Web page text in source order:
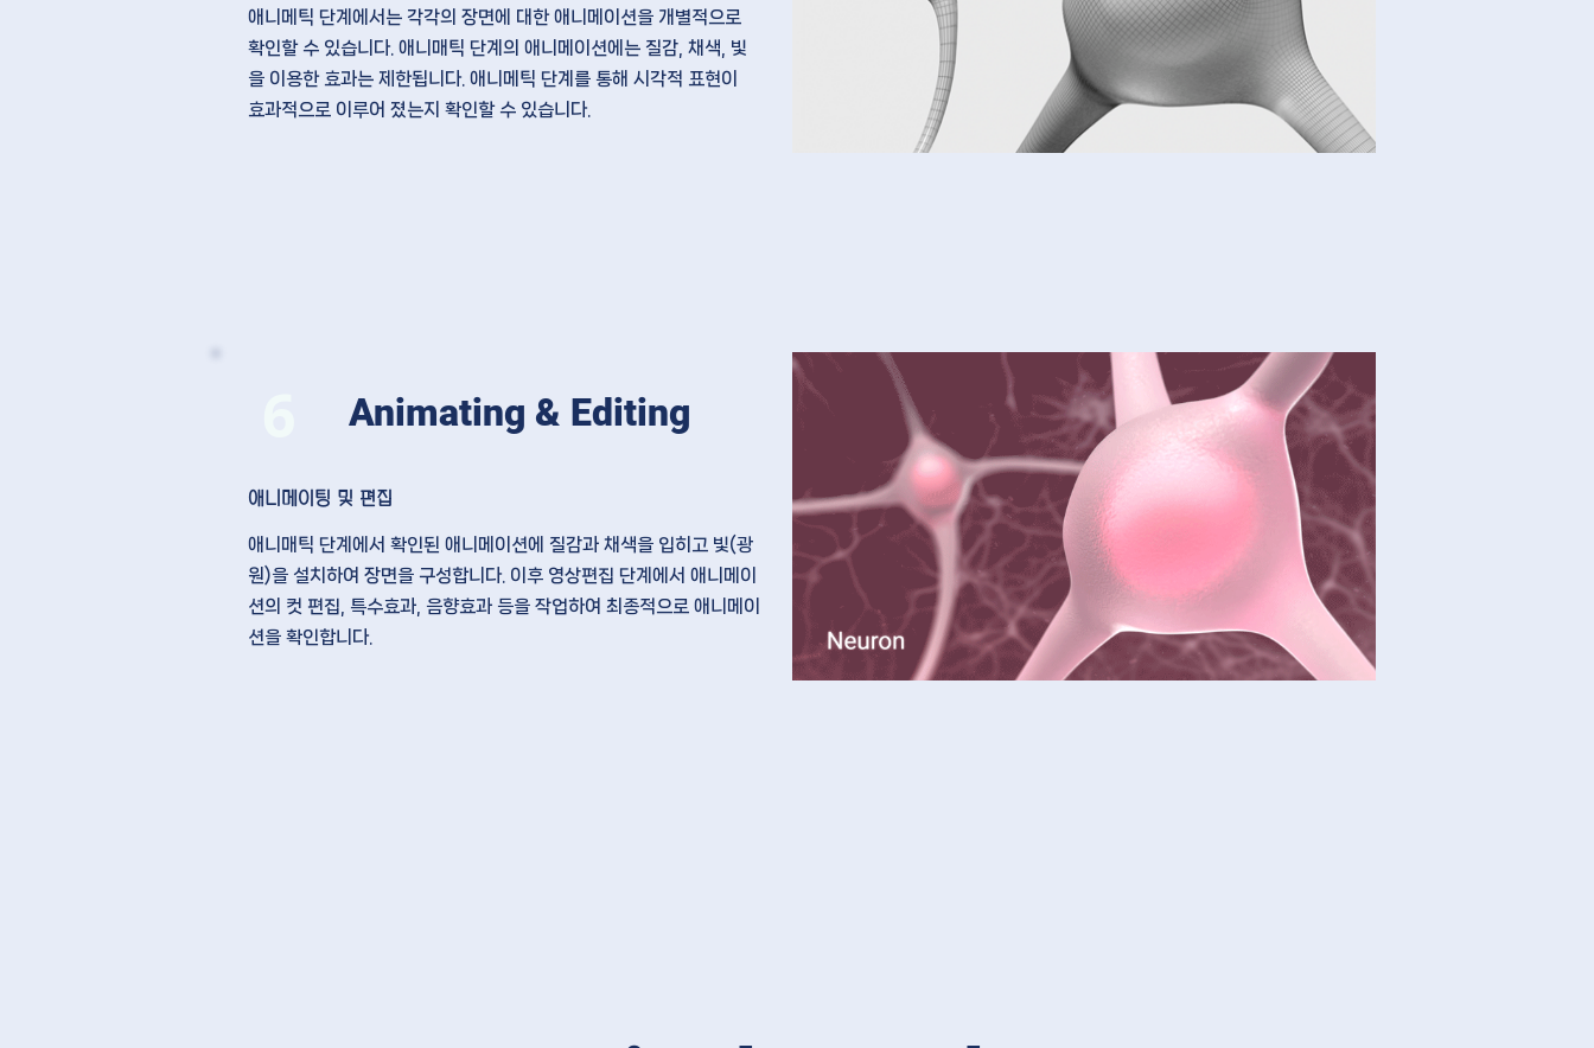
애니메틱 단계에서는 각각의 장면에 대한애니메이션을 개별적으로
확인할 수 있습니다. 애니매틱 단계의 애니메이션에는 질감, 채색, 빛
을 이용한 효과는 제한됩니다. 애니메틱 단계를 통해 시각적 표현이
효과적으로 이루어 졌는지 확인할 수 있습니다.
Animating & Editing
애니메이팅 및 편집
애니매틱 단계에서 확인된 애니메이션에 질감과 채색을 입히고 빛(광
원)을 설치 하여 장면을 구성합니다. 이후 영상편집 단계에서 애니메이
션의 컷 편집, 특수효과, 음향효과 등을 작업하여 최종적으로 애니메이
션을 확인합니다.